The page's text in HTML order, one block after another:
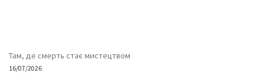
Там, де смерть стає мистецтвом
16/07/2026